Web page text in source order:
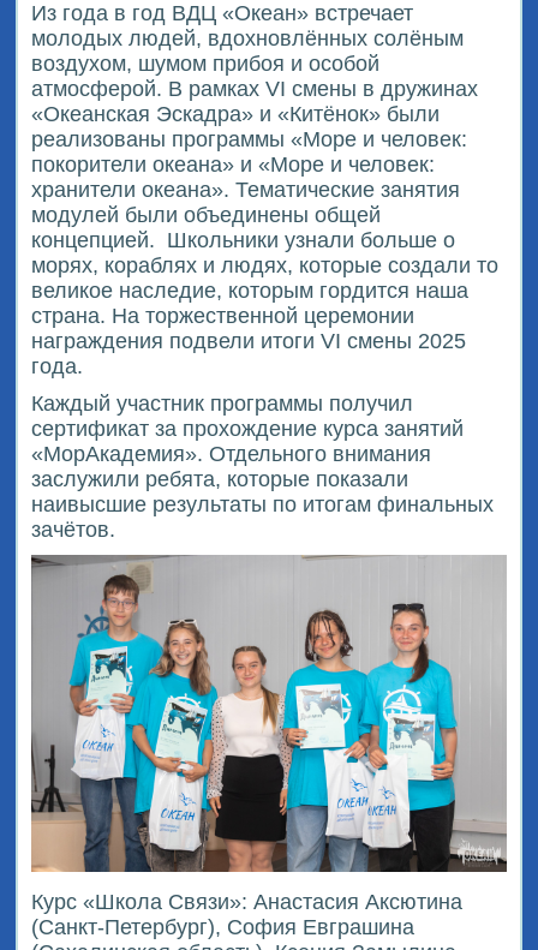
Из года в год ВДЦ «Океан» встречает
молодых людей, вдохновлённых солёным
воздухом, шумом прибоя и особой
атмосферой. В рамках VI смены в дружинах
«Океанская Эскадра» и «Китёнок» были
реализованы программы «Море и человек:
покорители океана» и «Море и человек:
хранители океана». Тематические занятия
модулей были объединены общей
концепцией. Школьники узнали больше о
морях, кораблях и людях, которые создали то
великое наследие, которым гордится наша
страна. На торжественной церемонии
награждения подвели итоги VI смены 2025
года.
Каждый участник программы получил
сертификат за прохождение курса занятий
«МорАкадемия». Отдельного внимания
заслужили ребята, которые показали
наивысшие результаты по итогам финальных
зачётов.
Курс «Школа Связи»: Анастасия Аксютина
(Санкт-Петербург), София Евграшина